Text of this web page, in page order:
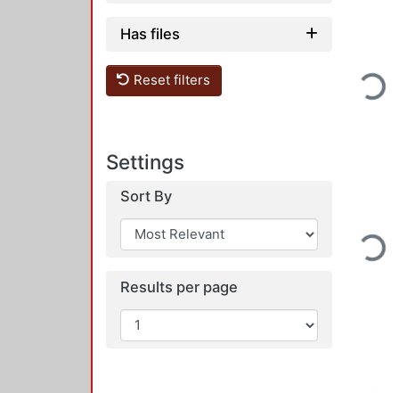
Has files
Reset filters
Settings
Sort By
Results per page
Loading...
Loading...